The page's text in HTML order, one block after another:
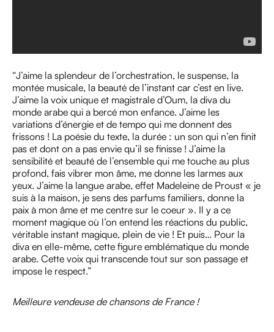
“J’aime la splendeur de l’orchestration, le suspense, la
montée musicale, la beauté de l’instant car c’est en live.
J’aime la voix unique et magistrale d’Oum, la diva du
monde arabe qui a bercé mon enfance. J’aime les
variations d’énergie et de tempo qui me donnent des
frissons ! La poésie du texte, la durée : un son qui n’en finit
pas et dont on a pas envie qu’il se finisse ! J’aime la
sensibilité et beauté de l’ensemble qui me touche au plus
profond, fais vibrer mon âme, me donne les larmes aux
yeux. J’aime la langue arabe, effet Madeleine de Proust « je
suis à la maison, je sens des parfums familiers, donne la
paix à mon âme et me centre sur le coeur ». Il y a ce
moment magique où l’on entend les réactions du public,
véritable instant magique, plein de vie ! Et puis… Pour la
diva en elle-même, cette figure emblématique du monde
arabe. Cette voix qui transcende tout sur son passage et
impose le respect.”
Meilleure vendeuse de chansons de France !